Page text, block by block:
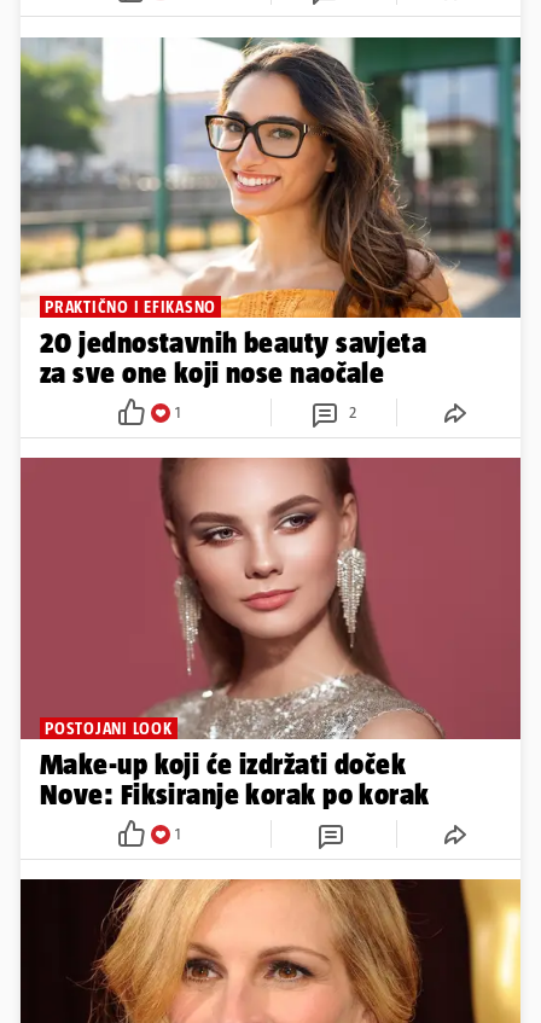
PRAKTIČNO I EFIKASNO
20 jednostavnih beauty savjeta
za sve one koji nose naočale
1 2
POSTOJANI LOOK
Make-up koji će izdržati doček
Nove: Fiksiranje korak po korak
1